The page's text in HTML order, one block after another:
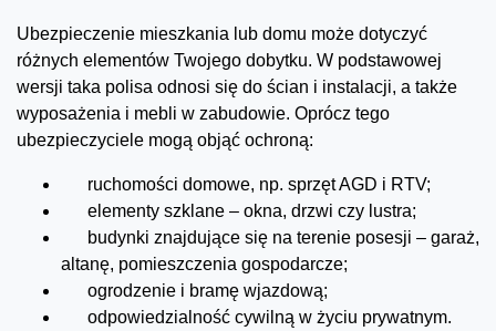
Ubezpieczenie mieszkania lub domu może dotyczyć
różnych elementów Twojego dobytku. W podstawowej
wersji taka polisa odnosi się do ścian i instalacji, a także
wyposażenia i mebli w zabudowie. Oprócz tego
ubezpieczyciele mogą objąć ochroną:
ruchomości domowe, np. sprzęt AGD i RTV;
elementy szklane – okna, drzwi czy lustra;
budynki znajdujące się na terenie posesji – garaż,
altanę, pomieszczenia gospodarcze;
ogrodzenie i bramę wjazdową;
odpowiedzialność cywilną w życiu prywatnym.